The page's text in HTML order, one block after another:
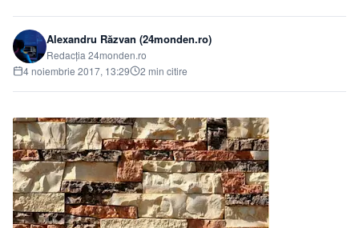
Alexandru Răzvan (24monden.ro)
Redacția 24monden.ro
4 noiembrie 2017, 13:29
2 min citire